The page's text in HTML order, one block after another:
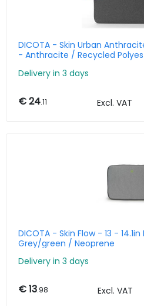
DICOTA - Skin Urban
- Anthracite / Recycled
Delivery in 3 days
€ 24.11 Excl. VAT
DICOTA - Skin Flow - 13 -
Grey/green / Neoprene
Delivery in 3 days
€ 13.98 Excl. VAT